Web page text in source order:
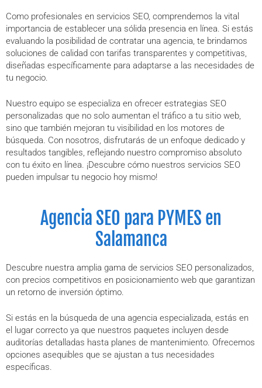
Como profesionales en servicios SEO, comprendemos la vital
importancia de establecer una sólida presencia en línea. Si estás
evaluando la posibilidad de contratar una agencia, te brindamos
soluciones de calidad con tarifas transparentes y competitivas,
diseñadas específicamente para adaptarse a las necesidades de
tu negocio.
Nuestro equipo se especializa en ofrecer estrategias SEO
personalizadas que no solo aumentan el tráfico a tu sitio web,
sino que también mejoran tu visibilidad en los motores de
búsqueda. Con nosotros, disfrutarás de un enfoque dedicado y
resultados tangibles, reflejando nuestro compromiso absoluto
con tu éxito en línea. ¡Descubre cómo nuestros servicios SEO
pueden impulsar tu negocio hoy mismo!
Agencia SEO para PYMES en
Salamanca
Descubre nuestra amplia gama de servicios SEO personalizados,
con precios competitivos en posicionamiento web que garantizan
un retorno de inversión óptimo.
Si estás en la búsqueda de una agencia especializada, estás en
el lugar correcto ya que nuestros paquetes incluyen desde
auditorías detalladas hasta planes de mantenimiento. Ofrecemos
opciones asequibles que se ajustan a tus necesidades
específicas.